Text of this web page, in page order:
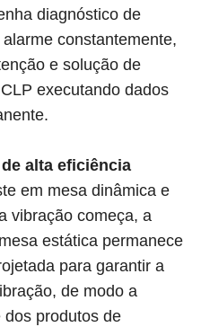
diagnóstico de
constantemente,
e solução de
executando dados
alta eficiência
em mesa dinâmica e
vibração começa, a
estática permanece
para garantir a
de modo a
produtos de